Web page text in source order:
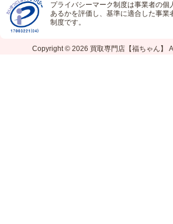
プライバシーマーク制度は事業者の個
あるかを評価し、基準に適合した事業
制度です。
Copyright © 2026 買取専門店【福ちゃん】